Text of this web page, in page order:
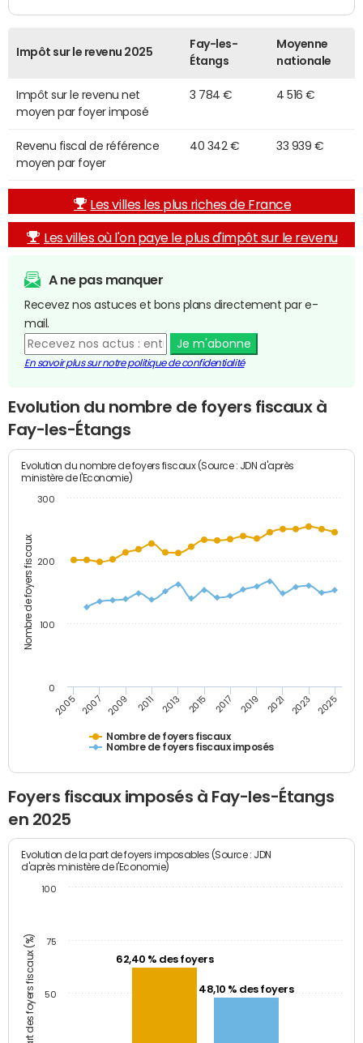
Impôt sur le revenu 2025
Fay-les-
Étangs
Moyenne
nationale
Impôt sur le revenu net
moyen par foyer imposé
3 784 € 4 516 €
Revenu fiscal de référence
moyen par foyer
40 342 € 33 939 €
Les villes les plus riches de France
Les villes où l'on paye le plus d'impôt sur le revenu
A ne pas manquer
Recevez nos astuces et bons plans directement par e-
mail.
Je m'abonne
En savoir plus sur notre politique de confidentialité
Evolution du nombre de foyers fiscaux à
Fay-les-Étangs
Nombre de foyers fiscaux
Evolution du nombre de foyers fiscaux (Source : JDN d'après
ministère de l'Economie)
Nombre de foyers fiscaux
Nombre de foyers fiscaux imposés
2005 2007 2009 2011 2013 2015 2017 2019 2021 2023 2025
0
100
200
300
Foyers fiscaux imposés à Fay-les-Étangs
en 2025
Part des foyers fiscaux (%)
Evolution de la part de foyers imposables (Source : JDN
d'après ministère de l'Economie)
62,40 % des foyers
48,10 % des foyers
50
75
100